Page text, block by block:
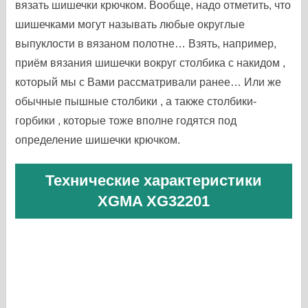
вязать шишечки крючком. Вообще, надо отметить, что
шишечками могут называть любые округлые
выпуклости в вязаном полотне… Взять, например,
приём вязания шишечки вокруг столбика с накидом ,
который мы с Вами рассматривали ранее… Или же
обычные пышные столбики , а также столбики-
горбики , которые тоже вполне годятся под
определение шишечки крючком.
Технические характеристики
XGMA XG32201